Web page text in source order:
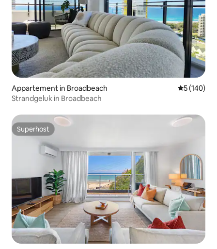
Appartement in Broadbeach
5 (140)
Strandgeluk in Broadbeach
Superhost
Superhost